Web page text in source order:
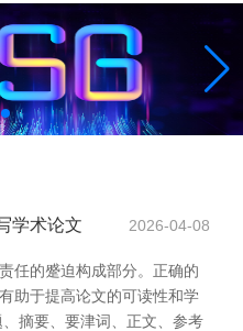
学术论文 2026-04-08
任的蹙迫构成部分。正确的
助于提高论文的可读性和学
摘要、要津词、正文、参考